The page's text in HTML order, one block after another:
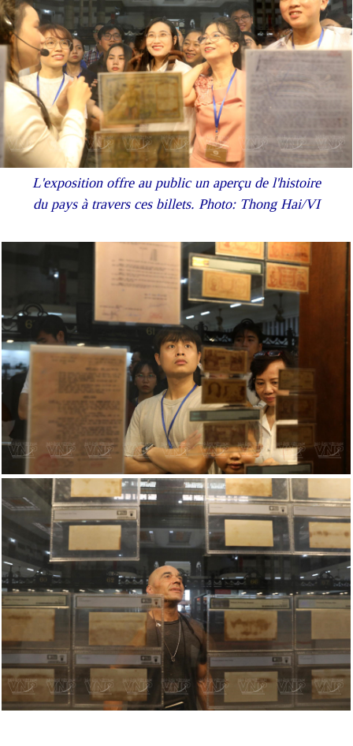
L'exposition offre au public un aperçu de l'histoire
du pays à travers ces billets. Photo: Thong Hai/VI